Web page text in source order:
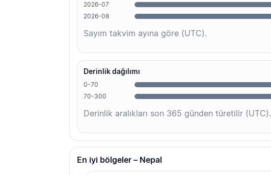
2026-07
2026-08
Sayım takvim ayına göre (UTC).
Derinlik dağılımı
0-70
70-300
Derinlik aralıkları son 365 günden türetilir (UTC).
En iyi bölgeler – Nepal